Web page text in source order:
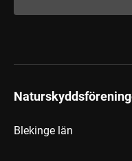
Blekinge län